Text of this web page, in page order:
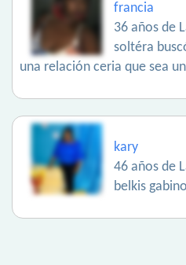
francia
36 años de
soltéra
una relación ceria que sea
kary
46 años de
belkis gabino